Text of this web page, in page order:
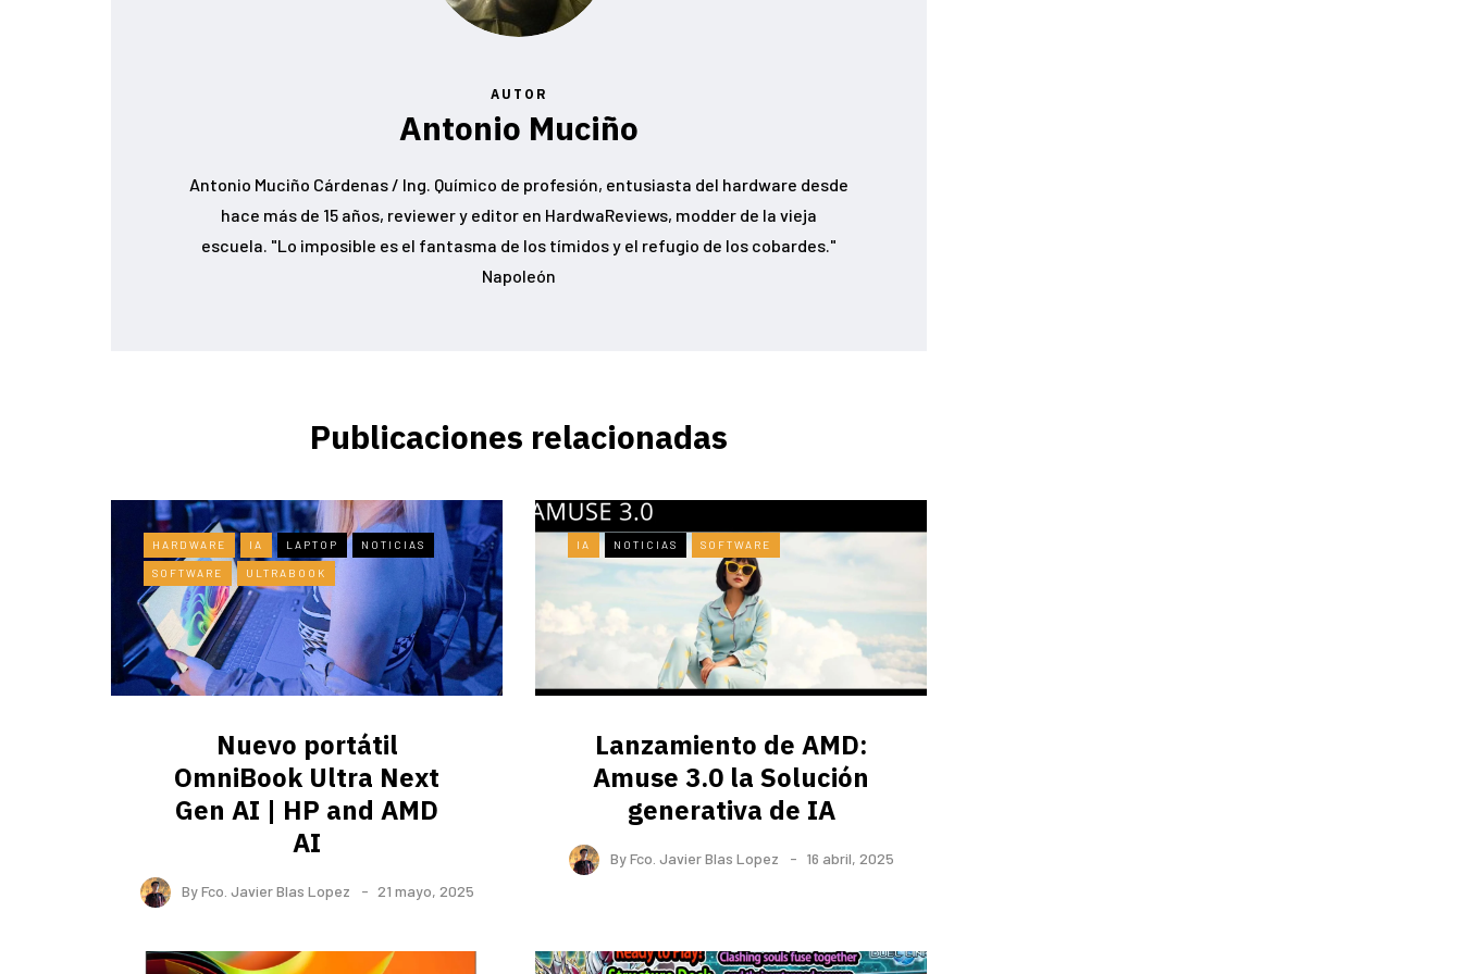
AUTOR
Antonio Muciño
Antonio Muciño Cárdenas / Ing. Químico de profesión, entusiasta del hardware desde
hace más de 15 años, reviewer y editor en HardwaReviews, modder de la vieja
escuela. "Lo imposible es el fantasma de los tímidos y el refugio de los cobardes."
Napoleón
Publicaciones relacionadas
HARDWARE IA LAPTOP NOTICIAS
SOFTWARE ULTRABOOK
Nuevo portátil
OmniBook Ultra ​Next
Gen AI | HP and AMD
AI
ByFco. Javier Blas Lopez 21 mayo, 2025
IA NOTICIAS SOFTWARE
Lanzamiento de AMD:
Amuse 3.0 la Solución
generativa de IA
ByFco. Javier Blas Lopez 16 abril, 2025